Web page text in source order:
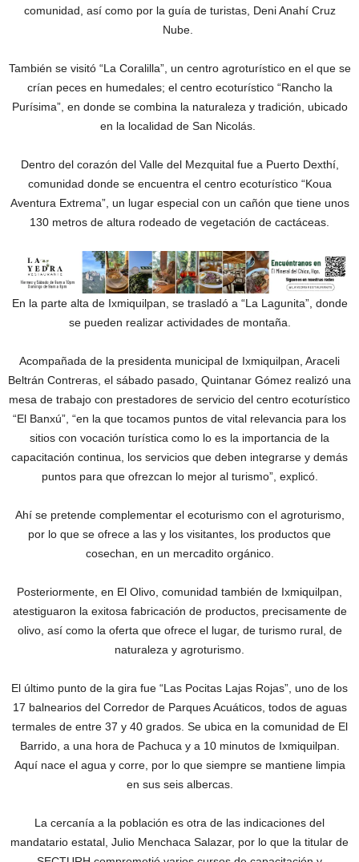
comunidad, así como por la guía de turistas, Deni Anahí Cruz
Nube.
También se visitó “La Coralilla”, un centro agroturístico en el que se
crían peces en humedales; el centro ecoturístico “Rancho la
Purísima”, en donde se combina la naturaleza y tradición, ubicado
en la localidad de San Nicolás.
Dentro del corazón del Valle del Mezquital fue a Puerto Dexthí,
comunidad donde se encuentra el centro ecoturístico “Koua
Aventura Extrema”, un lugar especial con un cañón que tiene unos
130 metros de altura rodeado de vegetación de cactáceas.
En la parte alta de Ixmiquilpan, se trasladó a “La Lagunita”, donde
se pueden realizar actividades de montaña.
Acompañada de la presidenta municipal de Ixmiquilpan, Araceli
Beltrán Contreras, el sábado pasado, Quintanar Gómez realizó una
mesa de trabajo con prestadores de servicio del centro ecoturístico
“El Banxú”, “en la que tocamos puntos de vital relevancia para los
sitios con vocación turística como lo es la importancia de la
capacitación continua, los servicios que deben integrarse y demás
puntos para que ofrezcan lo mejor al turismo”, explicó.
Ahí se pretende complementar el ecoturismo con el agroturismo,
por lo que se ofrece a las y los visitantes, los productos que
cosechan, en un mercadito orgánico.
Posteriormente, en El Olivo, comunidad también de Ixmiquilpan,
atestiguaron la exitosa fabricación de productos, precisamente de
olivo, así como la oferta que ofrece el lugar, de turismo rural, de
naturaleza y agroturismo.
El último punto de la gira fue “Las Pocitas Lajas Rojas”, uno de los
17 balnearios del Corredor de Parques Acuáticos, todos de aguas
termales de entre 37 y 40 grados. Se ubica en la comunidad de El
Barrido, a una hora de Pachuca y a 10 minutos de Ixmiquilpan.
Aquí nace el agua y corre, por lo que siempre se mantiene limpia
en sus seis albercas.
La cercanía a la población es otra de las indicaciones del
mandatario estatal, Julio Menchaca Salazar, por lo que la titular de